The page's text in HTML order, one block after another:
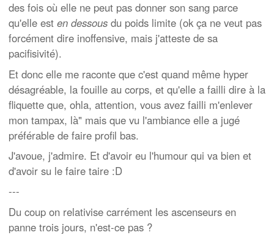
des fois où elle ne peut pas donner son sang parce
qu'elle est en dessous du poids limite (ok ça ne veut pas
forcément dire inoffensive, mais j'atteste de sa
pacifisivité).
Et donc elle me raconte que c'est quand même hyper
désagréable, la fouille au corps, et qu'elle a failli dire à la
fliquette que, ohla, attention, vous avez failli m'enlever
mon tampax, là" mais que vu l'ambiance elle a jugé
préférable de faire profil bas.
J'avoue, j'admire. Et d'avoir eu l'humour qui va bien et
d'avoir su le faire taire :D
---
Du coup on relativise carrément les ascenseurs en
panne trois jours, n'est-ce pas ?